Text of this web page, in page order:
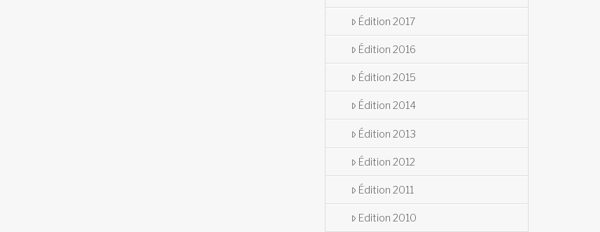
Édition 2017
Édition 2016
Édition 2015
Édition 2014
Édition 2013
Édition 2012
Édition 2011
Edition 2010